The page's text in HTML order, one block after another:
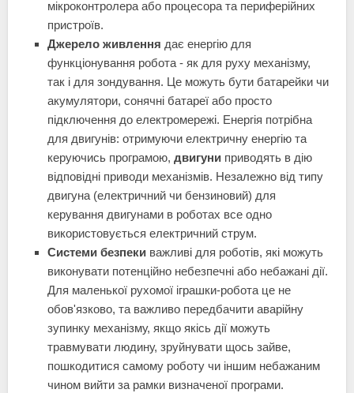
мікроконтролера або процесора та периферійних
пристроїв.
Джерело живлення дає енергію для
функціонування робота - як для руху механізму,
так і для зондування. Це можуть бути батарейки чи
акумулятори, сонячні батареї або просто
підключення до електромережі. Енергія потрібна
для двигунів: отримуючи електричну енергію та
керуючись програмою, двигуни приводять в дію
відповідні приводи механізмів. Незалежно від типу
двигуна (електричний чи бензиновий) для
керування двигунами в роботах все одно
використовується електричний струм.
Системи безпеки важливі для роботів, які можуть
виконувати потенційно небезпечні або небажані дії.
Для маленької рухомої іграшки-робота це не
обов'язково, та важливо передбачити аварійну
зупинку механізму, якщо якісь дії можуть
травмувати людину, зруйнувати щось зайве,
пошкодитися самому роботу чи іншим небажаним
чином вийти за рамки визначеної програми.